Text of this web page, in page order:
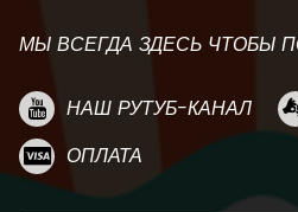
МЫ ВСЕГДА ЗДЕСЬ ЧТОБЫ
НАШ РУТУБ-КАНАЛ
ОПЛАТА